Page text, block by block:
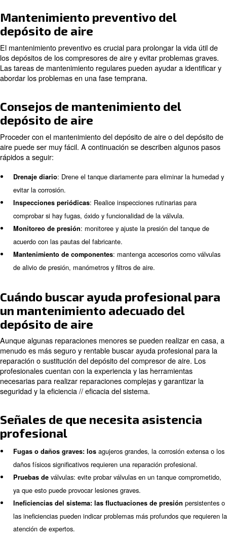
Fallo delequipo: ignorar pequeños problemas puede
importantes en el equipo, lo que requiere costosas
Pasos para la reparación del
La reparación de un depósito de compresor de aire
pasos para garantizar una reparación exhaustiva y
algunas reparaciones menores se pueden realizar en
se recomienda buscar asistencia profesional para
complejos.
Proceso de reparación paso a
Identifique el problema : inspeccione el tanque en
corrosión, abolladuras o mal funcionamiento de la válvula.
Drene el tanque: Elimine la humedad y los
tanque regularmente.
para parchear pequeños agujeros o grietas.
Reemplace las válvulas defectuosas: asegúrese de
válvulas funcionen correctamente y reemplace cualquier
defectuoso.
Prueba del sistema: después de las reparaciones,
para asegurarse de que funciona de forma eficiente y
Mantenimiento preventivo del
depósito de aire
El mantenimiento preventivo es crucial para prolongar
los depósitos de los compresores de aire y evitar
Las tareas de mantenimiento regulares pueden ayudar
abordar los problemas en una fase temprana.
Consejos de mantenimiento del